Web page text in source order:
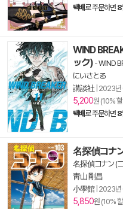
택배로 주문하면 8
WIND
ック) -WIND
にいさとる
講談社 2023년
5,200원 (10%
택배로 주문하면 8
名探偵コナ
名探偵コナン (
靑山 剛昌
小學館| 2023년
5,850원 (10%